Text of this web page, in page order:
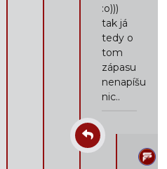
:o)))
tak já
tedy o
tom
zápasu
nenapíšu
nic..